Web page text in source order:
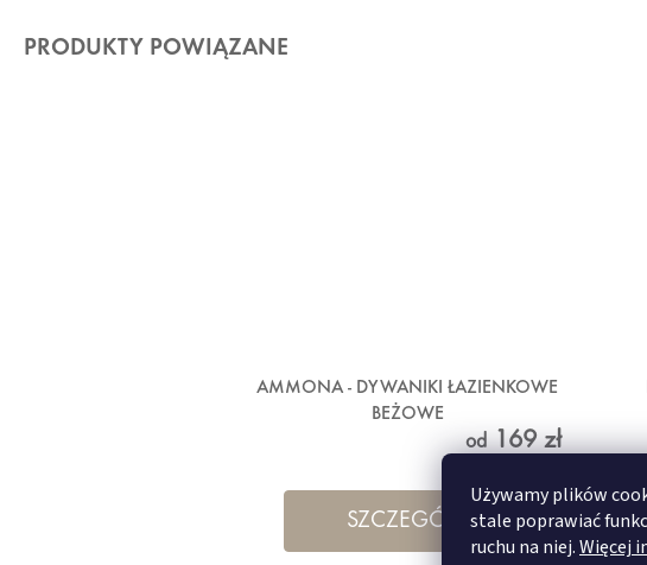
Używamy plików
stale poprawiać
ruchu na niej.Więcej
PRODUKTY POWIĄZANE
AMMONA - DYWANIKI ŁAZIENKOWE
BEŻOWE
od169 zł
SZCZEGÓŁY